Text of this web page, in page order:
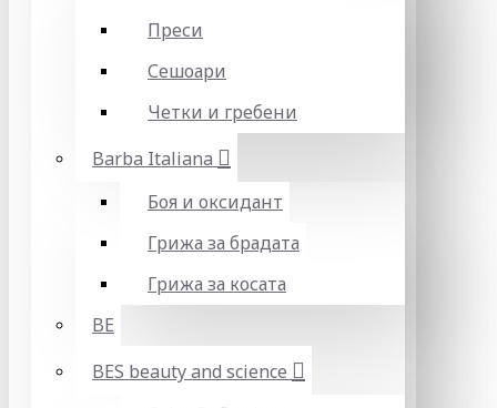
Преси
Сешоари
Четки и гребени
Barba Italiana
Боя и оксидант
Грижа за брадата
Грижа за косата
BE
BES beauty and science